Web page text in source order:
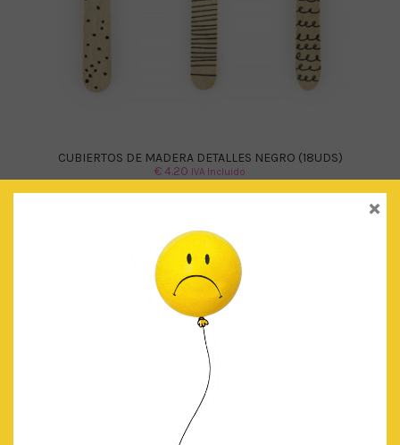
CUBIERTOS DE MADERA DETALLES NEGRO (18UDS)
€4.20 IVA Incluido
×